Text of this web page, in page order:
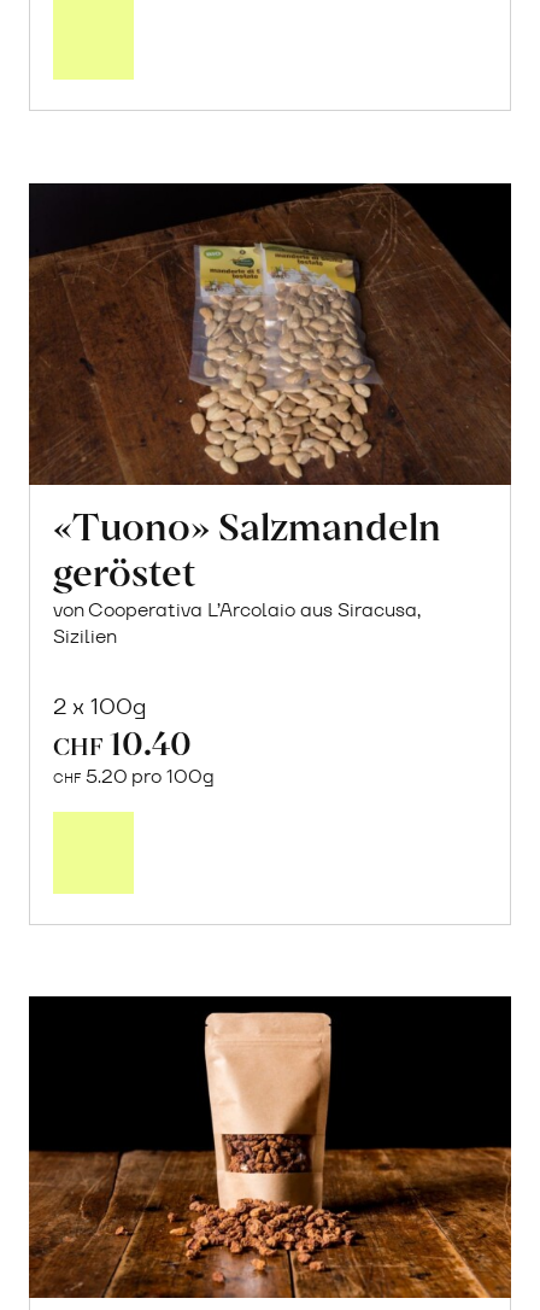
«Tuono» Salzmandeln
geröstet
von Cooperativa L’Arcolaio aus Siracusa,
Sizilien
2 x 100g
CHF 10.40
CHF 5.20 pro 100g